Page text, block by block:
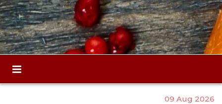
09 Aug 2026